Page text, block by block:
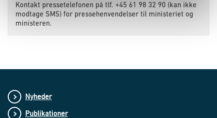
Kontakt pressetelefonen på tlf. +45 61 98 32 90 (kan ikke
modtage SMS) for pressehenvendelser til ministeriet og
ministeren.
Nyheder
Publikationer